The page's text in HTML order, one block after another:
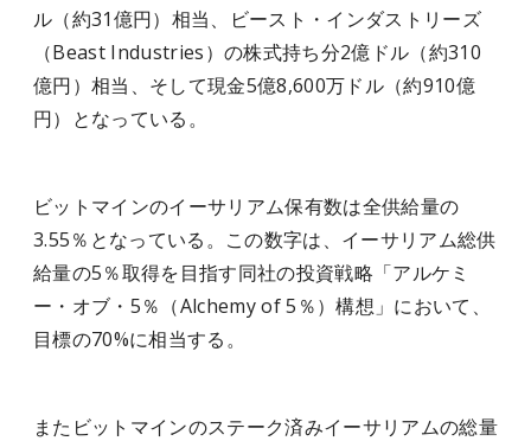
ル（約31億円）相当、ビースト・インダストリーズ
（Beast Industries）の株式持ち分2億ドル（約310
億円）相当、そして現金5億8,600万ドル（約910億
円）となっている。
ビットマインのイーサリアム保有数は全供給量の
3.55％となっている。この数字は、イーサリアム総供
給量の5％取得を目指す同社の投資戦略「アルケミ
ー・オブ・5％（Alchemy of 5％）構想」において、
目標の70%に相当する。
またビットマインのステーク済みイーサリアムの総量